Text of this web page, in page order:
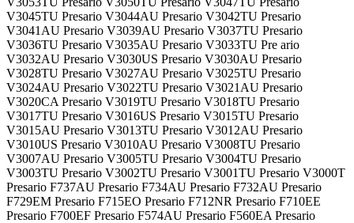
V3045TU Presario V3044AU Presario V3042TU Presario
V3041AU Presario V3039AU Presario V3037TU Presario
V3036TU Presario V3035AU Presario V3033TU Pre ario
V3032AU Presario V3030US Presario V3030AU Presario
V3028TU Presario V3027AU Presario V3025TU Presario
V3024AU Presario V3022TU Presario V3021AU Presario
V3020CA Presario V3019TU Presario V3018TU Presario
V3017TU Presario V3016US Presario V3015TU Presario
V3015AU Presario V3013TU Presario V3012AU Presario
V3010US Presario V3010AU Presario V3008TU Presario
V3007AU Presario V3005TU Presario V3004TU Presario
V3003TU Presario V3002TU Presario V3001TU Presario V3000T
Presario F737AU Presario F734AU Presario F732AU Presario
F729EM Presario F715EO Presario F712NR Presario F710EE
Presario F700EF Presario F574AU Presario F560EA Presario